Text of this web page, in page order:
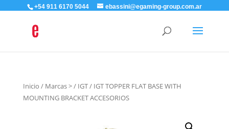
+54 911 6170 5044 ebassini@egaming-group.com.ar
Inicio / Marcas >/ IGT/ IGT TOPPER FLAT BASE WITH
MOUNTING BRACKET ACCESORIOS